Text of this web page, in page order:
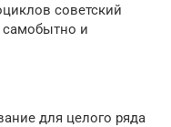
советский
и
для целого ряда